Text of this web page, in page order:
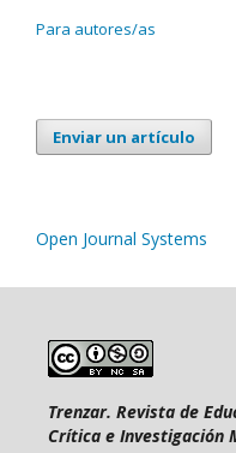
Para autores/as
Enviar un artículo
Open Journal Systems
Trenzar. Revista de
Crítica e Investigación